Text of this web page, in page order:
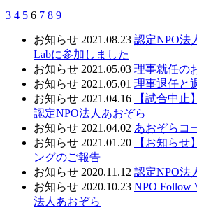
3 4 5 6 7 8 9
お知らせ 2021.08.23 認定NPO法
Labに参加しました
お知らせ 2021.05.03 理事就任の
お知らせ 2021.05.01 理事退任と
お知らせ 2021.04.16
【試合中止
認定NPO法人あおぞら
お知らせ 2021.04.02 あおぞらコ
お知らせ 2021.01.20
【お知らせ
ングのご報告
お知らせ 2020.11.12 認定NPO法
お知らせ 2020.10.23 NPO
法人あおぞら